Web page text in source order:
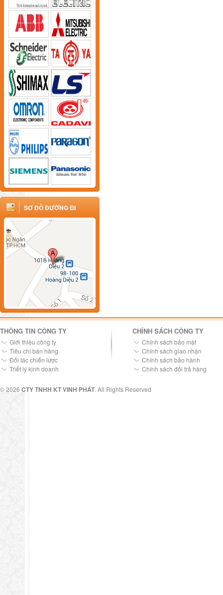
SƠ ĐỒ ĐƯỜNG ĐI
THÔNG TIN CÔNG TY
Giới thiệu công ty
Tiêu chí bán hàng
Đối tác chiến lược
Triết lý kinh doanh
CHÍNH SÁCH CÔNG TY
Chính sách bảo mật
Chính sách giao nhận
Chính sách bảo hành
Chính sách đổi trả hàng
© 2026 CTY TNHH KT VINH PHÁT. All Rights Reserved